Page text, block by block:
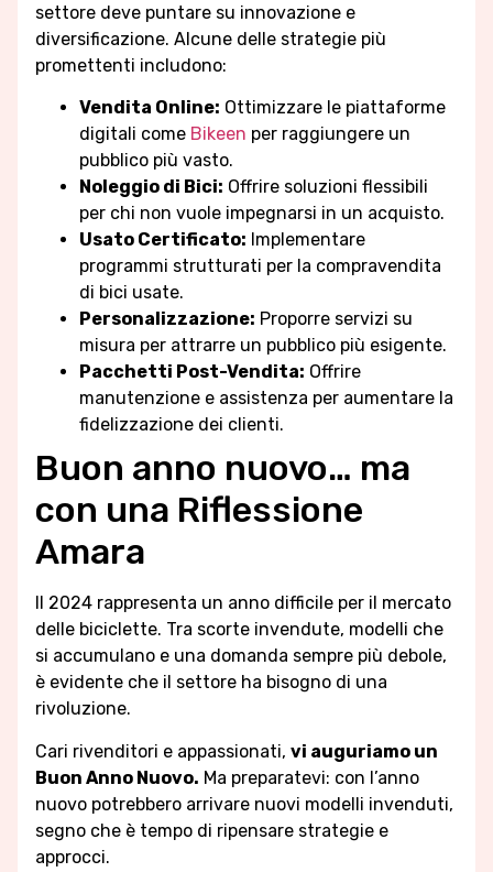
settore deve puntare su innovazione e
diversificazione. Alcune delle strategie più
promettenti includono:
Vendita Online: Ottimizzare le piattaforme
digitali come Bikeen per raggiungere un
pubblico più vasto.
Noleggio di Bici: Offrire soluzioni flessibili
per chi non vuole impegnarsi in un acquisto.
Usato Certificato: Implementare
programmi strutturati per la compravendita
di bici usate.
Personalizzazione: Proporre servizi su
misura per attrarre un pubblico più esigente.
Pacchetti Post-Vendita: Offrire
manutenzione e assistenza per aumentare la
fidelizzazione dei clienti.
Buon anno nuovo… ma
con una Riflessione
Amara
Il 2024 rappresenta un anno difficile per il mercato
delle biciclette. Tra scorte invendute, modelli che
si accumulano e una domanda sempre più debole,
è evidente che il settore ha bisogno di una
rivoluzione.
Cari rivenditori e appassionati, vi auguriamo un
Buon Anno Nuovo. Ma preparatevi: con l’anno
nuovo potrebbero arrivare nuovi modelli invenduti,
segno che è tempo di ripensare strategie e
approcci.